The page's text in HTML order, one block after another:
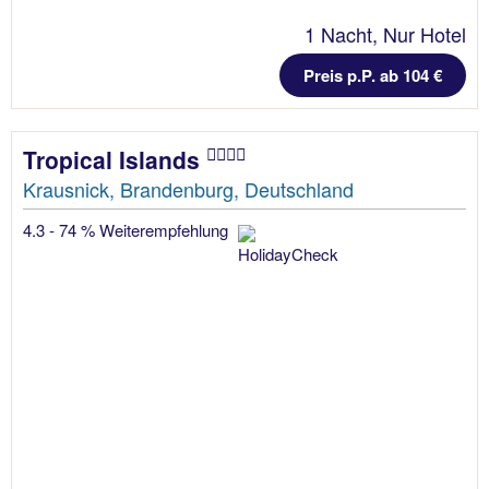
1 Nacht, Nur Hotel
Preis p.P. ab 104 €
Tropical Islands
Krausnick, Brandenburg, Deutschland
4.3 - 74 % Weiterempfehlung